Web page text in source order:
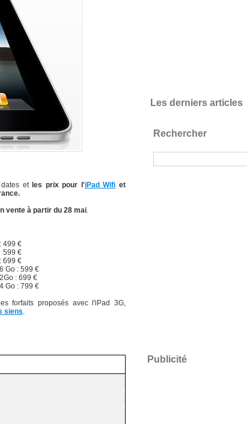
et les prix pour l'iPad Wifi et
vente à partir du 28 mai.
499 €
599 €
699 €
Go : 599 €
: 699 €
Go : 799 €
forfaits proposés avec l'iPad 3G,
siens.
Les derniers articles
Rechercher
Publicité